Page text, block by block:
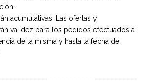
acumulativas. Las ofertas y
validez para los pedidos efectuados a
de la misma y hasta la fecha de